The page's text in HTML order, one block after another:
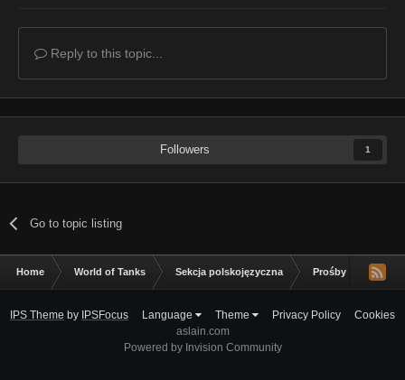
Reply to this topic...
Followers 1
Go to topic listing
Home World of Tanks Sekcja polskojęzyczna Prośby dodania
IPS Theme by IPSFocus Language Theme Privacy Policy
Cookies
aslain.com
Powered by Invision Community